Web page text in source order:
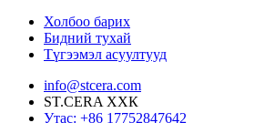
Холбоо барих
Бидний тухай
Түгээмэл асуултууд
info@stcera.com
ST.CERA ХХК
Утас: +86 17752847642